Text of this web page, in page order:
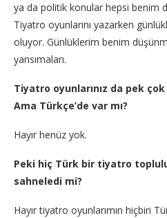
ya da politik konular hepsi benim
Tiyatro oyunlarını yazarken
oluyor. Günlüklerim benim
yansımaları.
Tiyatro oyunlarınız da pek çok
Ama Türkçe’de var mı?
Hayır henüz yok.
Peki hiç Türk bir tiyatro
sahneledi mi?
Hayır tiyatro oyunlarımın hiçbiri